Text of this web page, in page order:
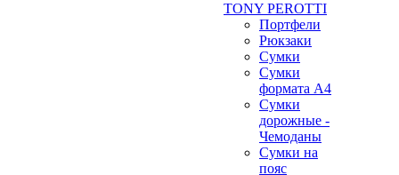
TONY PEROTTI
Портфели
Рюкзаки
Сумки
Сумки
формата А4
Сумки
дорожные -
Чемоданы
Сумки на
пояс